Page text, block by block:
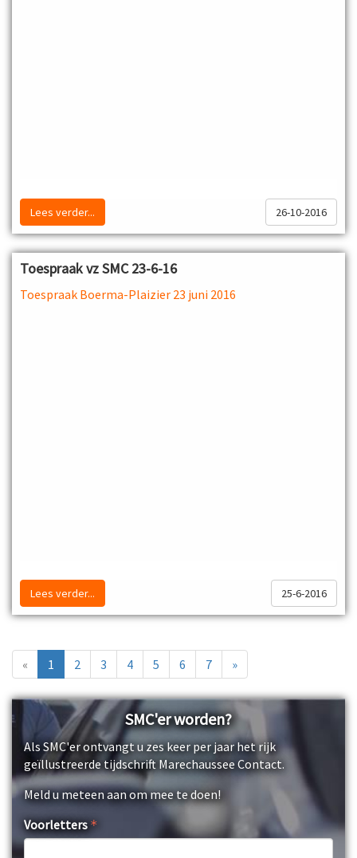
Lees verder... 26-10-2016
Toespraak vz SMC 23-6-16
Toespraak Boerma-Plaizier 23 juni 2016
Lees verder... 25-6-2016
« 1 2 3 4 5 6 7 »
SMC'er worden?
Als SMC'er ontvangt u zes keer per jaar het rijk
geïllustreerde tijdschrift Marechaussee Contact.
Meld u meteen aan om mee te doen!
Voorletters